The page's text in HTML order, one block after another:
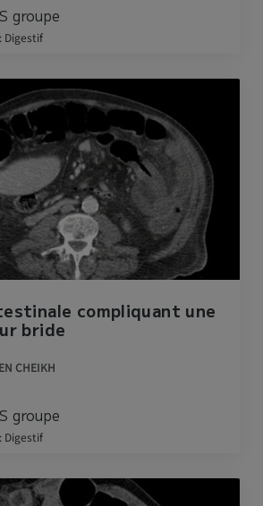
groupe
Digestif
compliquant une
bride
CHEIKH
groupe
Digestif